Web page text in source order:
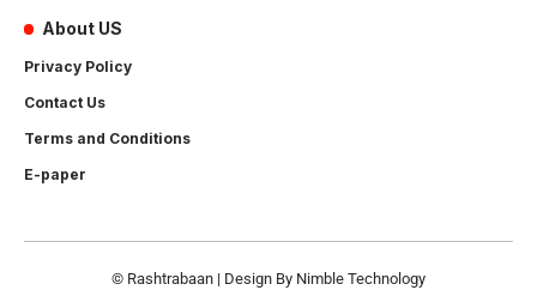
About US
Privacy Policy
Contact Us
Terms and Conditions
E-paper
© Rashtrabaan | Design By Nimble Technology